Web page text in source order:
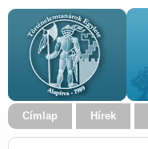
Címlap Hírek